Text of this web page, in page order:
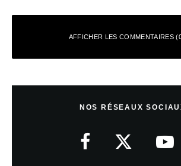
AFFICHER LES COMMENTAIRES
NOS RÉSEAUX